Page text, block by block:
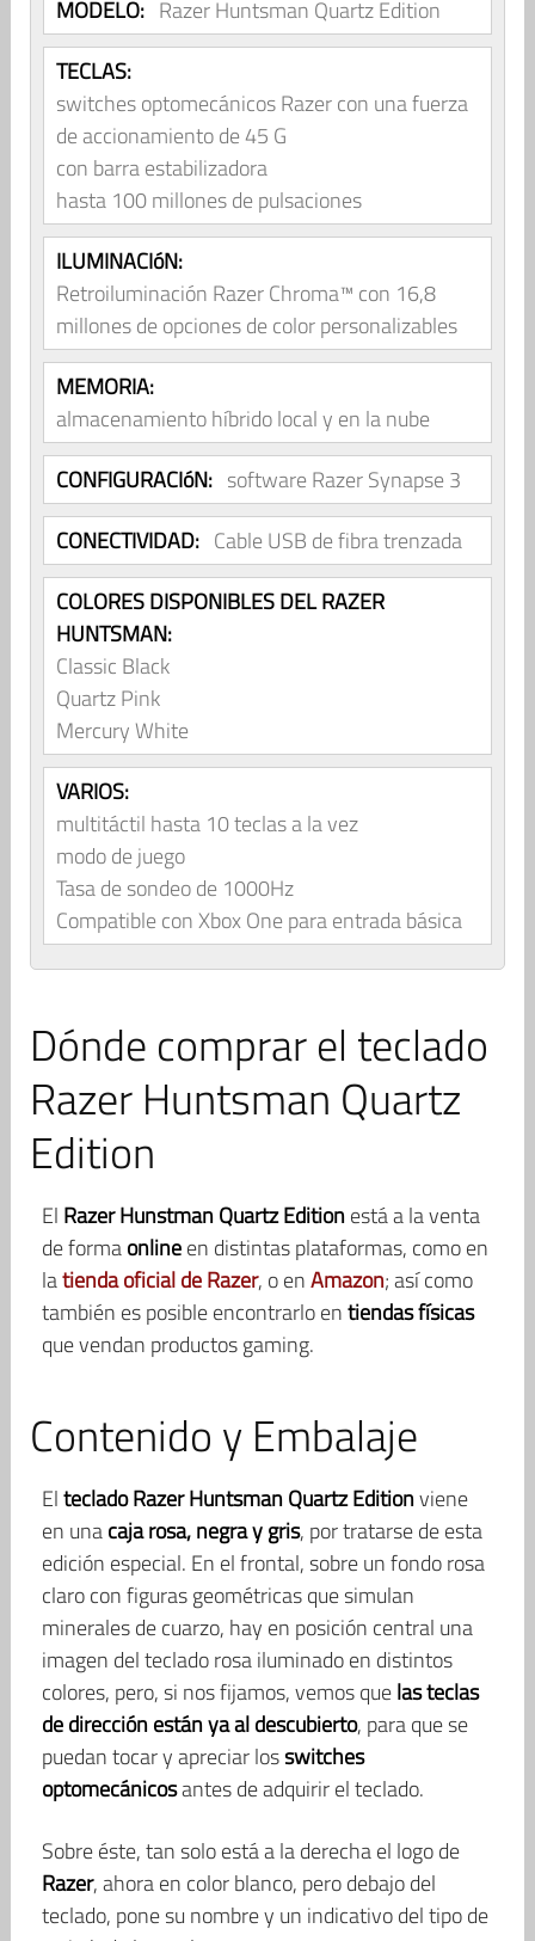
MODELO: Razer Huntsman Quartz Edition
TECLAS:
switches optomecánicos Razer con una fuerza
de accionamiento de 45 G
con barra estabilizadora
hasta 100 millones de pulsaciones
ILUMINACIóN:
Retroiluminación Razer Chroma™ con 16,8
millones de opciones de color personalizables
MEMORIA:
almacenamiento híbrido local y en la nube
CONFIGURACIóN: software Razer Synapse 3
CONECTIVIDAD: Cable USB de fibra trenzada
COLORES DISPONIBLES DEL RAZER
HUNTSMAN:
Classic Black
Quartz Pink
Mercury White
VARIOS:
multitáctil hasta 10 teclas a la vez
modo de juego
Tasa de sondeo de 1000Hz
Compatible con Xbox One para entrada básica
Dónde comprar el teclado
Razer Huntsman Quartz
Edition
El Razer Hunstman Quartz Editionestá a la venta
de formaonlineen distintas plataformas, como en
latienda oficial de Razer, o enAmazon; así como
también es posible encontrarlo entiendas físicas
que vendan productos gaming.
Contenido y Embalaje
Elteclado Razer Huntsman Quartz Editionviene
en unacaja rosa, negra y gris, por tratarse de esta
edición especial. En el frontal, sobre un fondo rosa
claro con figuras geométricas que simulan
minerales de cuarzo, hay en posición central una
imagen del teclado rosa iluminado en distintos
colores, pero, si nos fijamos, vemos quelas teclas
de dirección están ya al descubierto, para que se
puedan tocar y apreciar losswitches
optomecánicosantes de adquirir el teclado.
Sobre éste, tan solo está a la derecha el logo de
Razer, ahora en color blanco, pero debajo del
teclado, pone su nombre y un indicativo del tipo de